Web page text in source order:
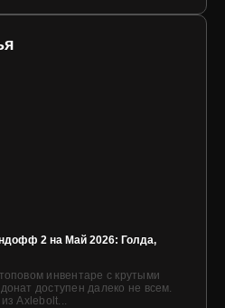
2 на Май 2026: Голда,
инвентаре с крутыми
доступен далеко не всем.
Axlebolt...